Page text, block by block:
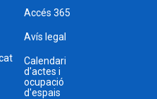
Accés 365
Avís legal
Calendari
d'actes i
ocupació
d'espais